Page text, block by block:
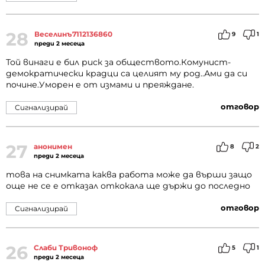
28 Веселинъ7112136860
преди 2 месеца
9 1
Той винаги е бил риск за обществото.Комунист-
демократически крадци са целият му род..Ами да си
почине.Уморен е от измами и преяждане.
отговор
Сигнализирай
27 анонимен
преди 2 месеца
8 2
това на снимката каква работа може да върши защо
още не се е отказал откокала ще държи до последно
отговор
Сигнализирай
26 Слаби Тривоноф
преди 2 месеца
5 1